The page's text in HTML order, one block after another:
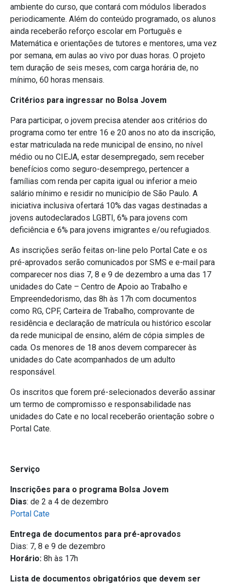
ambiente do curso, que contará com módulos liberados
periodicamente. Além do conteúdo programado, os alunos
ainda receberão reforço escolar em Português e
Matemática e orientações de tutores e mentores, uma vez
por semana, em aulas ao vivo por duas horas. O projeto
tem duração de seis meses, com carga horária de, no
mínimo, 60 horas mensais.
Critérios para ingressar no Bolsa Jovem
Para participar, o jovem precisa atender aos critérios do
programa como ter entre 16 e 20 anos no ato da inscrição,
estar matriculada na rede municipal de ensino, no nível
médio ou no CIEJA, estar desempregado, sem receber
benefícios como seguro-desemprego, pertencer a
famílias com renda per capita igual ou inferior a meio
salário mínimo e residir no município de São Paulo. A
iniciativa inclusiva ofertará 10% das vagas destinadas a
jovens autodeclarados LGBTI, 6% para jovens com
deficiência e 6% para jovens imigrantes e/ou refugiados.
As inscrições serão feitas on-line pelo Portal Cate e os
pré-aprovados serão comunicados por SMS e e-mail para
comparecer nos dias 7, 8 e 9 de dezembro a uma das 17
unidades do Cate – Centro de Apoio ao Trabalho e
Empreendedorismo, das 8h às 17h com documentos
como RG, CPF, Carteira de Trabalho, comprovante de
residência e declaração de matrícula ou histórico escolar
da rede municipal de ensino, além de cópia simples de
cada. Os menores de 18 anos devem comparecer às
unidades do Cate acompanhados de um adulto
responsável.
Os inscritos que forem pré-selecionados deverão assinar
um termo de compromisso e responsabilidade nas
unidades do Cate e no local receberão orientação sobre o
Portal Cate.
Serviço
Inscrições para o programa Bolsa Jovem
Dias: de 2 a 4 de dezembro
Portal Cate
Entrega de documentos para pré-aprovados
Dias: 7, 8 e 9 de dezembro
Horário: 8h às 17h
Lista de documentos obrigatórios que devem ser